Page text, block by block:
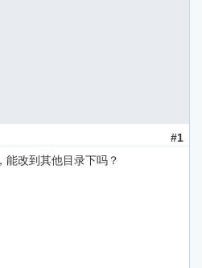
#1
能改到其他目录下吗？